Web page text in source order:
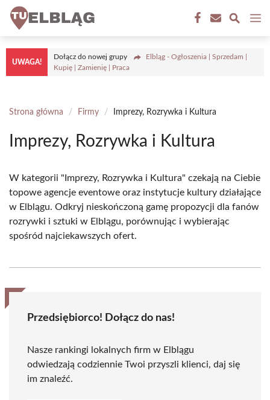
Przejdź
treści
UWAGA!
Dołącz do nowej grupy
Elbląg - Ogłoszenia | Sprzedam |
Kupię | Zamienię | Praca
Strona główna / Firmy / Imprezy, Rozrywka i Kultura
Imprezy, Rozrywka i Kultura
W kategorii "Imprezy, Rozrywka i Kultura" czekają na Ciebie
topowe agencje eventowe oraz instytucje kultury działające
w Elblągu. Odkryj nieskończoną gamę propozycji dla fanów
rozrywki i sztuki w Elblągu, porównując i wybierając
spośród najciekawszych ofert.
Przedsiębiorco! Dołącz do nas!
Nasze rankingi lokalnych firm w Elblągu
odwiedzają codziennie Twoi przyszli klienci, daj się
im znaleźć.